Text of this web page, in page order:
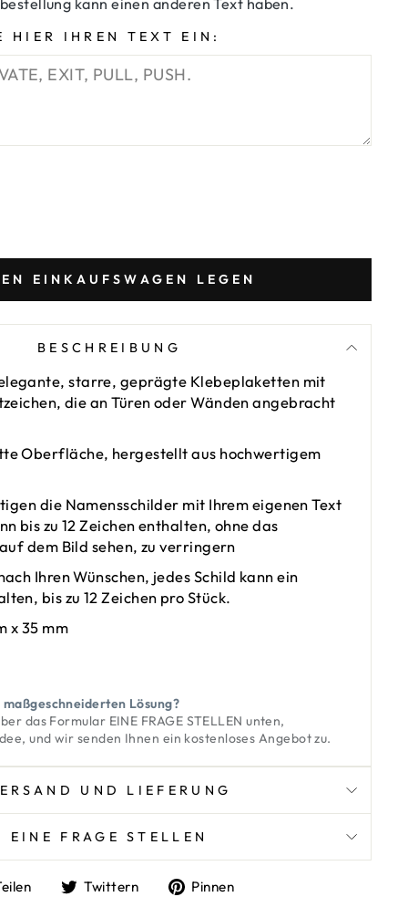
kann einen anderen Text haben.
HIER IHREN TEXT EIN:
EINKAUFSWAGEN LEGEN
BESCHREIBUNG
starre, geprägte Klebeplaketten mit
die an Türen oder Wänden angebracht
Oberfläche, hergestellt aus hochwertigem
die Namensschilder mit Ihrem eigenen Text
bis zu 12 Zeichen enthalten, ohne das
dem Bild sehen, zu verringern
Ihren Wünschen, jedes Schild kann ein
bis zu 12 Zeichen pro Stück.
x 35 mm
Lösung?
das Formular EINE FRAGE STELLEN unten,
und wir senden Ihnen ein kostenloses Angebot zu.
UND LIEFERUNG
EINE FRAGE STELLEN
Auf
Twittern
Auf
Pinnen